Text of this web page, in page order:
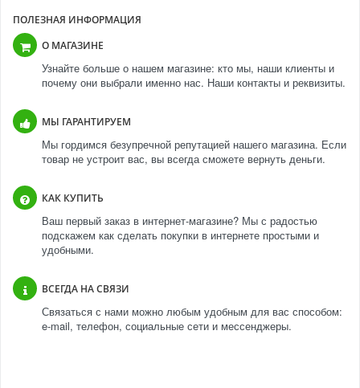
ПОЛЕЗНАЯ ИНФОРМАЦИЯ
О МАГАЗИНЕ
Узнайте больше о нашем магазине: кто мы, наши клиенты и
почему они выбрали именно нас. Наши контакты и реквизиты.
МЫ ГАРАНТИРУЕМ
Мы гордимся безупречной репутацией нашего магазина. Если
товар не устроит вас, вы всегда сможете вернуть деньги.
КАК КУПИТЬ
Ваш первый заказ в интернет-магазине? Мы с радостью
подскажем как сделать покупки в интернете простыми и
удобными.
ВСЕГДА НА СВЯЗИ
Связаться с нами можно любым удобным для вас способом:
e-mail, телефон, социальные сети и мессенджеры.